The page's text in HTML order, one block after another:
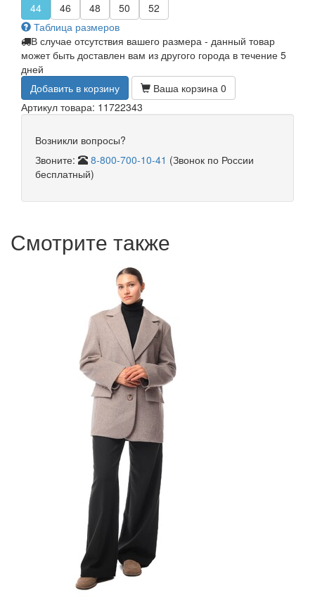
44 46 48 50
52
Таблица размеров
В случае отсутствия вашего размера - данный товар
может быть доставлен вам из другого города в течение 5
дней
Добавить в корзину
Ваша корзина 0
Артикул товара: 11722343
Возникли вопросы?
Звоните:
8-800-700-10-41 (Звонок по России
бесплатный)
Смотрите также